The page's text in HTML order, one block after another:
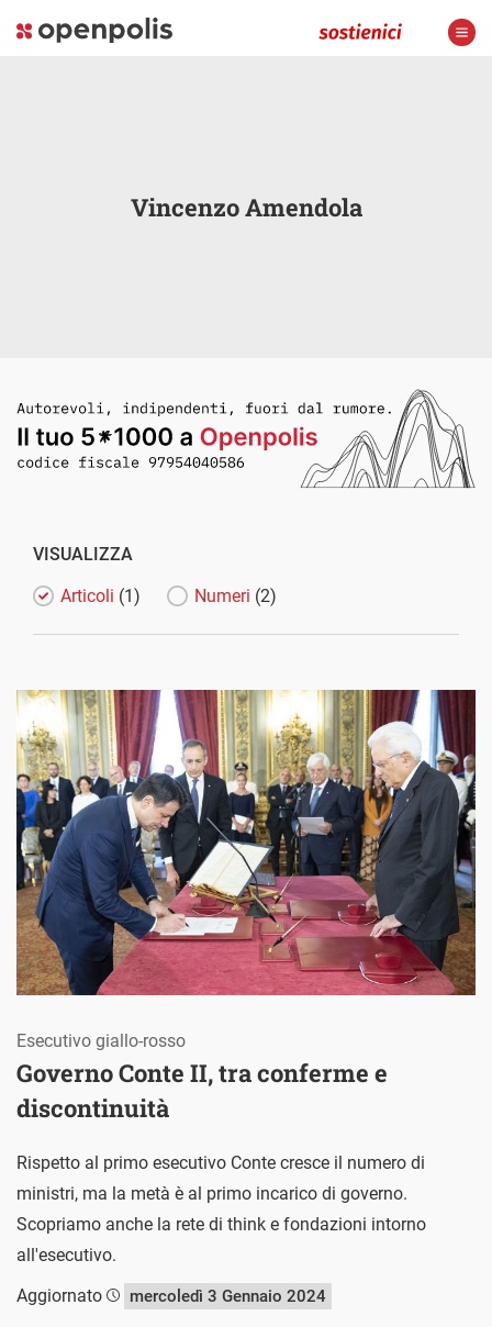
Vincenzo Amendola
VISUALIZZA
Articoli (1) Numeri (2)
Governo Conte II, tra conferme e
discontinuità
Esecutivo giallo-rosso
Rispetto al primo esecutivo Conte cresce il numero di
ministri, ma la metà è al primo incarico di governo.
Scopriamo anche la rete di think e fondazioni intorno
all'esecutivo.
Aggiornato
mercoledì 3 Gennaio 2024